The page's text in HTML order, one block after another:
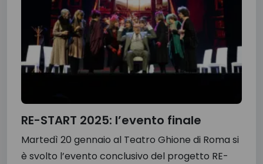
RE-START 2025: l’evento finale
Martedì 20 gennaio al Teatro Ghione di Roma si
è svolto l’evento conclusivo del progetto RE-